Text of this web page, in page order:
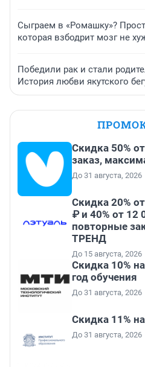
Сыграем в «Ромашку»?
которая взбодрит мозг не
Победили рак и стали
История любви якутского
Скидка 50%
заказ,
До 31 августа, 2026
Скидка 20%
₽ и 40% от 12
повторные
ТРЕНД
До 15 августа, 2026
Скидка 10%
год обучения
До 31 августа, 2026
Скидка 11%
До 31 августа, 2026